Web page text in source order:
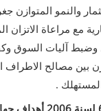
والنمو المتوازن
مع مراعاة الاتزان
وضبط آليات السوق
بين مصالح
.